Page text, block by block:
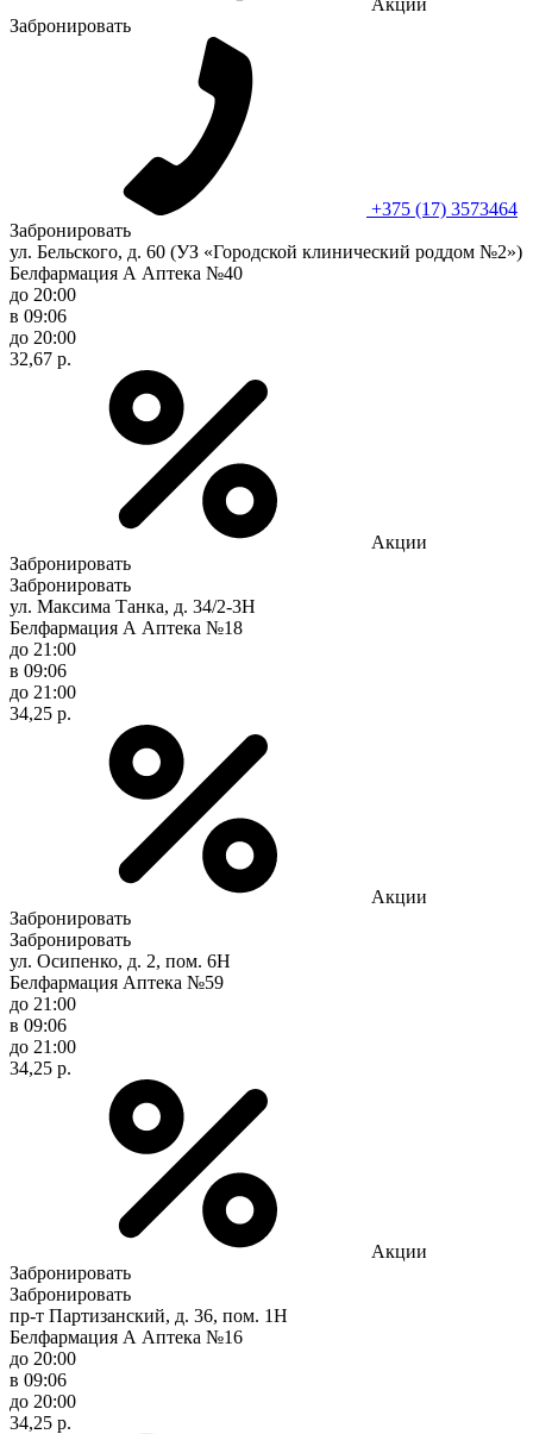
Забронировать
+375 (17) 3573464
Забронировать
ул. Бельского, д. 60 (УЗ «Городской клинический роддом №2»)
Белфармация А Аптека №40
до 20:00
в 09:06
до 20:00
32,67 р.
Акции
Забронировать
Забронировать
ул. Максима Танка, д. 34/2-3Н
Белфармация А Аптека №18
до 21:00
в 09:06
до 21:00
34,25 р.
Акции
Забронировать
Забронировать
ул. Осипенко, д. 2, пом. 6Н
Белфармация Аптека №59
до 21:00
в 09:06
до 21:00
34,25 р.
Акции
Забронировать
Забронировать
пр-т Партизанский, д. 36, пом. 1Н
Белфармация А Аптека №16
до 20:00
в 09:06
до 20:00
34,25 р.